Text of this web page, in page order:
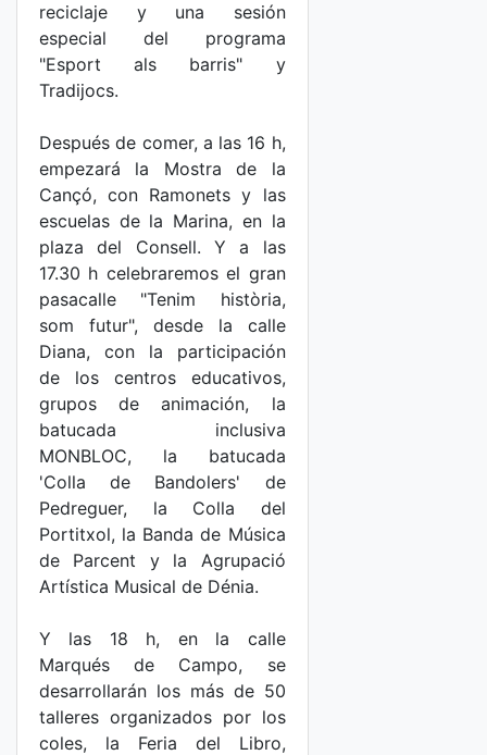
reciclaje y una sesión
especial del programa
"Esport als barris" y
Tradijocs.
Después de comer, a las 16 h,
empezará la Mostra de la
Cançó, con Ramonets y las
escuelas de la Marina, en la
plaza del Consell. Y a las
17.30 h celebraremos el gran
pasacalle "Tenim història,
som futur", desde la calle
Diana, con la participación
de los centros educativos,
grupos de animación, la
batucada inclusiva
MONBLOC, la batucada
'Colla de Bandolers' de
Pedreguer, la Colla del
Portitxol, la Banda de Música
de Parcent y la Agrupació
Artística Musical de Dénia.
Y las 18 h, en la calle
Marqués de Campo, se
desarrollarán los más de 50
talleres organizados por los
coles, la Feria del Libro,